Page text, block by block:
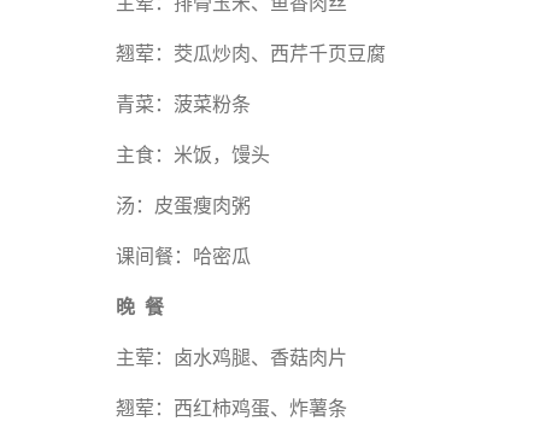
翘荤：茭瓜炒肉、西芹千页豆腐
青菜：菠菜粉条
主食：米饭，馒头
汤：皮蛋瘦肉粥
课间餐：哈密瓜
晚 餐
主荤：卤水鸡腿、香菇肉片
翘荤：西红柿鸡蛋、炸薯条